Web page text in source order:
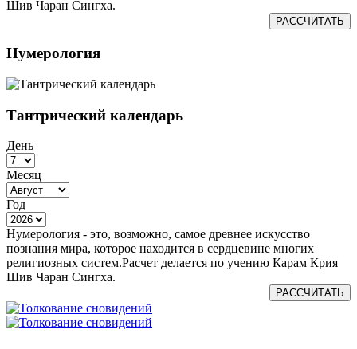
Шив Чаран Сингха.
РАССЧИТАТЬ
Нумерология
Тантрический календарь
День
Месяц
Год
Нумерология - это, возможно, самое древнее искусство
познания мира, которое находится в сердцевине многих
религиозных систем.Расчет делается по учению Карам Крия
Шив Чаран Сингха.
РАССЧИТАТЬ